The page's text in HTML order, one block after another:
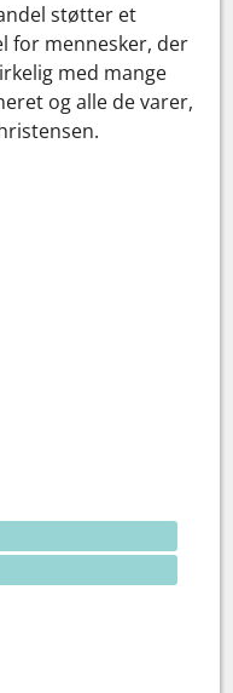
støtter et
for mennesker, der
med mange
og alle de varer,